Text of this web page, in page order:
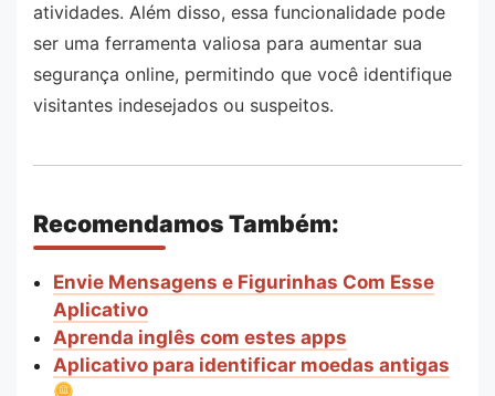
atividades. Além disso, essa funcionalidade pode
ser uma ferramenta valiosa para aumentar sua
segurança online, permitindo que você identifique
visitantes indesejados ou suspeitos.
Recomendamos Também:
Envie Mensagens e Figurinhas Com Esse
Aplicativo
Aprenda inglês com estes apps
Aplicativo para identificar moedas antigas